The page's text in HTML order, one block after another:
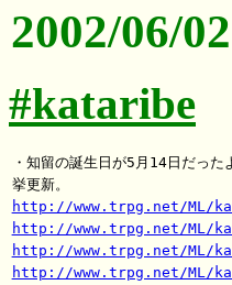
2002/06/02
#kataribe
・知留の誕生日が5月14日だっ
http://www.trpg.net/ML/
http://www.trpg.net/ML/
http://www.trpg.net/ML/
http://www.trpg.net/ML/